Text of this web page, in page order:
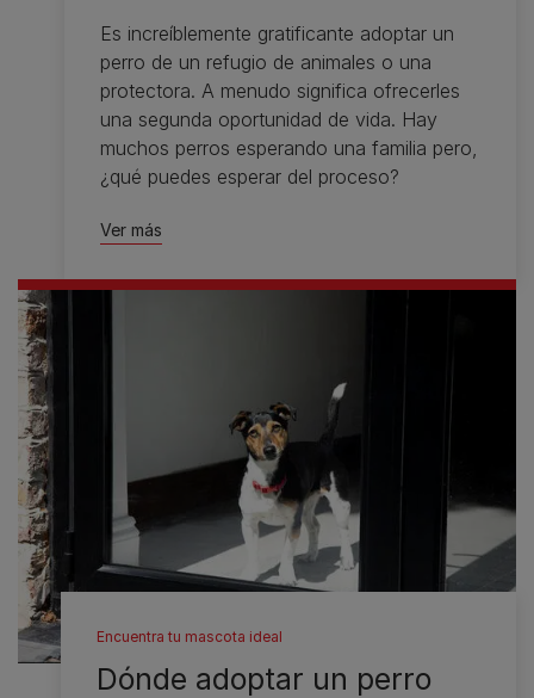
Es increíblemente gratificante adoptar un
perro de un refugio de animales o una
protectora. A menudo significa ofrecerles
una segunda oportunidad de vida. Hay
muchos perros esperando una familia pero,
¿qué puedes esperar del proceso?
Ver más
Encuentra tu mascota ideal
Dónde adoptar un perro